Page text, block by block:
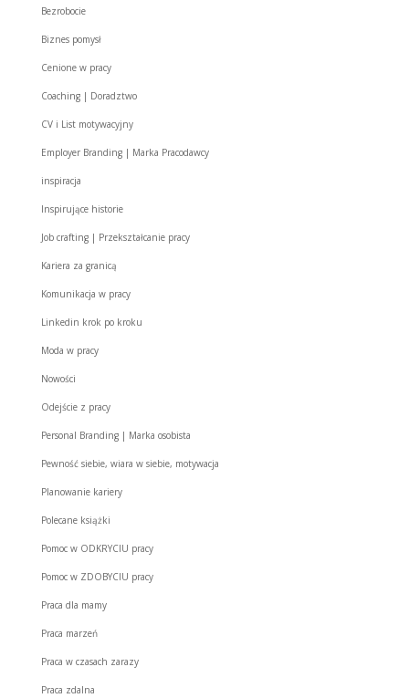
Bezrobocie
Biznes pomysł
Cenione w pracy
Coaching | Doradztwo
CV i List motywacyjny
Employer Branding | Marka Pracodawcy
inspiracja
Inspirujące historie
Job crafting | Przekształcanie pracy
Kariera za granicą
Komunikacja w pracy
Linkedin krok po kroku
Moda w pracy
Nowości
Odejście z pracy
Personal Branding | Marka osobista
Pewność siebie, wiara w siebie, motywacja
Planowanie kariery
Polecane książki
Pomoc w ODKRYCIU pracy
Pomoc w ZDOBYCIU pracy
Praca dla mamy
Praca marzeń
Praca w czasach zarazy
Praca zdalna